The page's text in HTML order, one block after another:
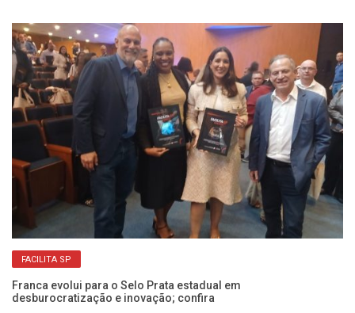
FACILITA SP
Franca evolui para o Selo Prata estadual em
desburocratização e inovação; confira